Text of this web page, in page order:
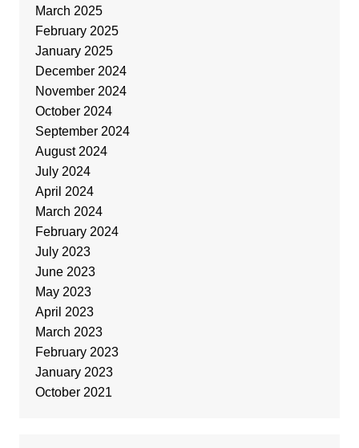
March 2025
February 2025
January 2025
December 2024
November 2024
October 2024
September 2024
August 2024
July 2024
April 2024
March 2024
February 2024
July 2023
June 2023
May 2023
April 2023
March 2023
February 2023
January 2023
October 2021